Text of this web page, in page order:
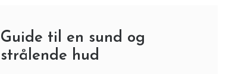
Guide til en sund og
strålende hud